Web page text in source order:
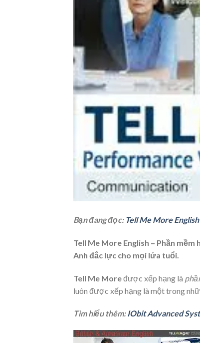
Bạn đang đọc: Tell Me More
Tell Me More English – Phần mềm
Anh đắc lực cho mọi lứa tuổi.
Tell Me Moređược xếp hạng là
luôn được xếp hạng là một trong
Tìm hiểu thêm:IObit Advanced